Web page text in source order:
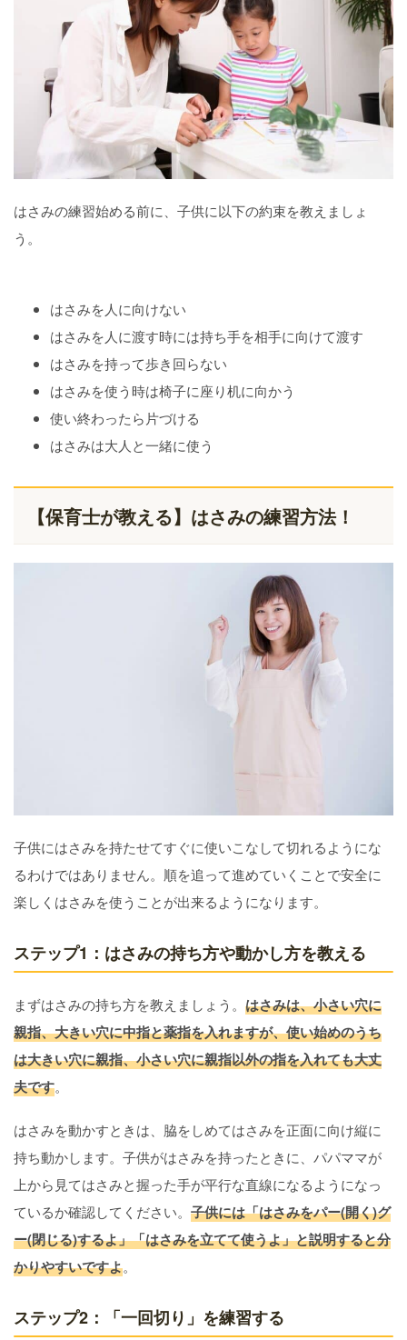
はさみの練習始める前に、子供に以下の約束を教えましょ
う。
はさみを人に向けない
はさみを人に渡す時には持ち手を相手に向けて渡す
はさみを持って歩き回らない
はさみを使う時は椅子に座り机に向かう
使い終わったら片づける
はさみは大人と一緒に使う
【保育士が教える】はさみの練習方法！
子供にはさみを持たせてすぐに使いこなして切れるようにな
るわけではありません。順を追って進めていくことで安全に
楽しくはさみを使うことが出来るようになります。
ステップ1：はさみの持ち方や動かし方を教える
まずはさみの持ち方を教えましょう。 はさみは、小さい穴に
親指、大きい穴に中指と薬指を入れますが、使い始めのうち
は大きい穴に親指、小さい穴に親指以外の指を入れても大丈
夫です。
はさみを動かすときは、脇をしめてはさみを正面に向け縦に
持ち動かします。子供がはさみを持ったときに、パパママが
上から見てはさみと握った手が平行な直線になるようになっ
ているか確認してください。 子供には「はさみをパー(開く)グ
ー(閉じる)するよ」「はさみを立てて使うよ」と説明すると分
かりやすいですよ。
ステップ2：「一回切り」を練習する